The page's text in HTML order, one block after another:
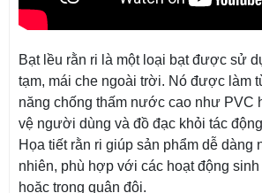
Bạt lều rằn ri là một loại bạt được sử
tạm, mái che ngoài trời. Nó được làm
năng chống thấm nước cao như PVC
vệ người dùng và đồ đạc khỏi tác
Họa tiết rằn ri giúp sản phẩm dễ dàng
nhiên, phù hợp với các hoạt động sinh
hoặc trong quân đội.